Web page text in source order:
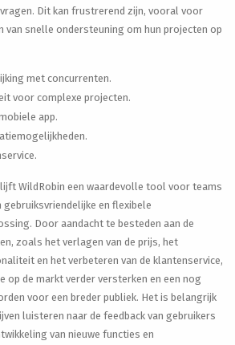
Dit kan frustrerend zijn, vooral voor
van snelle ondersteuning om hun projecten op
met concurrenten.
voor complexe projecten.
app.
WildRobin een waardevolle tool voor teams
gebruiksvriendelijke en flexibele
Door aandacht te besteden aan de
zoals het verlagen van de prijs, het
en het verbeteren van de klantenservice,
op de markt verder versterken en een nog
voor een breder publiek. Het is belangrijk
luisteren naar de feedback van gebruikers
van nieuwe functies en